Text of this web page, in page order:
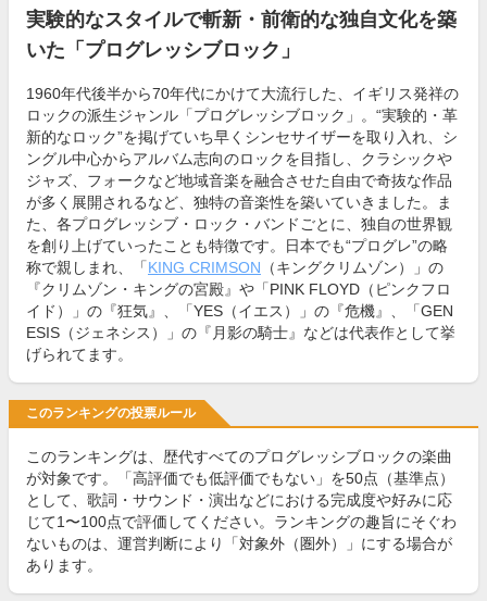
実験的なスタイルで斬新・前衛的な独自文化を築
いた「プログレッシブロック」
1960年代後半から70年代にかけて大流行した、イギリス発祥の
ロックの派生ジャンル「プログレッシブロック」。“実験的・革
新的なロック”を掲げていち早くシンセサイザーを取り入れ、シ
ングル中心からアルバム志向のロックを目指し、クラシックや
ジャズ、フォークなど地域音楽を融合させた自由で奇抜な作品
が多く展開されるなど、独特の音楽性を築いていきました。ま
た、各プログレッシブ・ロック・バンドごとに、独自の世界観
を創り上げていったことも特徴です。日本でも“プログレ”の略
称で親しまれ、「KING CRIMSON （キングクリムゾン）」の
『クリムゾン・キングの宮殿』や「PINK FLOYD（ピンクフロ
イド）」の『狂気』、「YES（イエス）」の『危機』、「GEN
ESIS（ジェネシス）」の『月影の騎士』などは代表作として挙
げられてます。
このランキングの投票ルール
このランキングは、歴代すべてのプログレッシブロックの楽曲
が対象です。「高評価でも低評価でもない」を50点（基準点）
として、歌詞・サウンド・演出などにおける完成度や好みに応
じて1〜100点で評価してください。ランキングの趣旨にそぐわ
ないものは、運営判断により「対象外（圏外）」にする場合が
あります。